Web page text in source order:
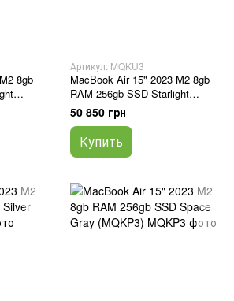
8gb
Артикул: MQKU3
MacBook Air 15" 2023 M2 8gb
RAM 256gb SSD Starlight
(MQKU3)
50 850 грн
Купить